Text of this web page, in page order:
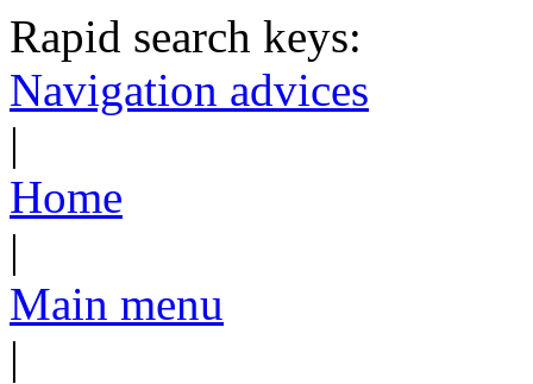
Rapid search keys:
Navigation advices
|
Home
|
Main menu
|